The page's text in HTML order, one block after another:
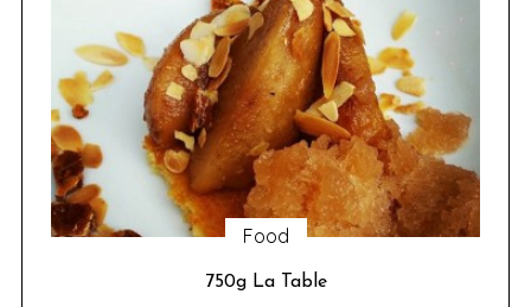
Sorties
Google installe un chalet à Paris du 21 au 24